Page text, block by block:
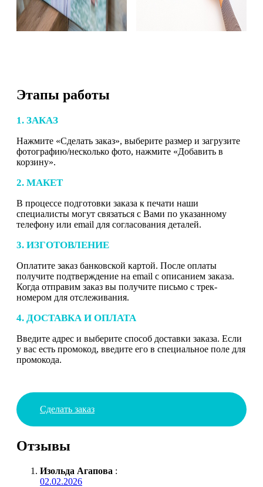
Этапы работы
1. ЗАКАЗ
Нажмите «Сделать заказ», выберите размер и загрузите
фотографию/несколько фото, нажмите «Добавить в
корзину».
2. МАКЕТ
В процессе подготовки заказа к печати наши
специалисты могут связаться с Вами по указанному
телефону или email для согласования деталей.
3. ИЗГОТОВЛЕНИЕ
Оплатите заказ банковской картой. После оплаты
получите подтверждение на email с описанием заказа.
Когда отправим заказ вы получите письмо с трек-
номером для отслеживания.
4. ДОСТАВКА И ОПЛАТА
Введите адрес и выберите способ доставки заказа. Если
у вас есть промокод, введите его в специальное поле для
промокода.
Сделать заказ
Отзывы
Изольда Агапова :
02.02.2026